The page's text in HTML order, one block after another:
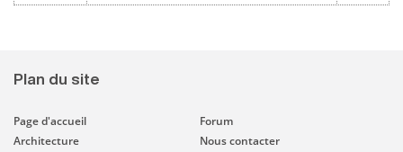
Plan du site
Page d'accueil
Architecture
Forum
Nous contacter